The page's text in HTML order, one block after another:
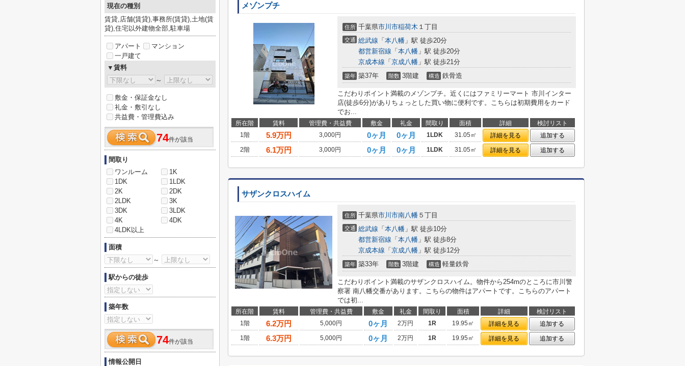
メゾンプチ
住所 千葉県市川市稲荷木 １丁目
交通 総武線 「 本八幡 」駅 徒歩20分
都営新宿線 「 本八幡 」駅 徒歩20分
京成本線 「 京成八幡 」駅 徒歩21分
築年 築37年 階数 3階建 構造 鉄骨造
こだわりポイント満載のメゾンプチ。近くにはファミリーマート 市川インター
店(徒歩6分)がありちょっとした買い物に便利です。こちらは初期費用をカード
でお...
所在階 賃料 管理費・共益費 敷金 礼金 間取り 面積 詳細
検討リスト
1階
5.9万円 3,000円 0ヶ月 0ヶ月 1LDK 31.05㎡ 詳細を見る
追加する
2階
6.1万円 3,000円 0ヶ月 0ヶ月 1LDK 31.05㎡ 詳細を見る 追加する
サザンクロスハイム
住所 千葉県市川市南八幡 ５丁目
交通 総武線 「 本八幡 」駅 徒歩10分
都営新宿線 「 本八幡 」駅 徒歩8分
京成本線 「 京成八幡 」駅 徒歩12分
築年 築33年 階数 3階建 構造 軽量鉄骨
こだわりポイント満載のサザンクロスハイム。物件から254mのところに市川警
察署 南八幡交番があります。こちらの物件はアパートです。こちらのアパート
では初...
所在階 賃料 管理費・共益費 敷金 礼金 間取り 面積 詳細
検討リスト
1階
6.2万円 5,000円 0ヶ月 2万円 1R 19.95㎡ 詳細を見る
追加する
1階
6.3万円 5,000円 0ヶ月 2万円 1R 19.95㎡ 詳細を見る 追加する
現在の種別
賃貸,店舗(賃貸),事務所(賃貸),土地(賃
貸),住宅以外建物全部,駐車場
アパート
マンション
一戸建て
▼賃料
～
敷金・保証金なし
礼金・敷引なし
共益費・管理費込み
74件が該当
間取り
ワンルーム
1K
1DK
1LDK
2K
2DK
2LDK
3K
3DK
3LDK
4K
4DK
4LDK以上
面積
～
駅からの徒歩
築年数
74件が該当
情報公開日